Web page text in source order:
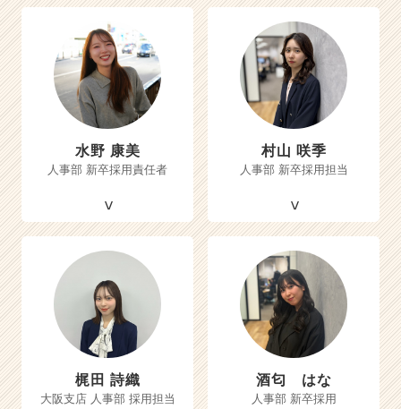
水野 康美
人事部 新卒採用責任者
村山 咲季
人事部 新卒採用担当
梶田 詩織
大阪支店 人事部 採用担当
酒匂 はな
人事部 新卒採用